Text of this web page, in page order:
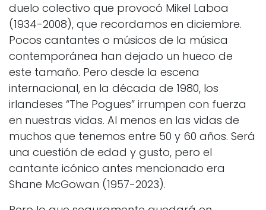
duelo colectivo que provocó Mikel Laboa
(1934-2008), que recordamos en diciembre.
Pocos cantantes o músicos de la música
contemporánea han dejado un hueco de
este tamaño. Pero desde la escena
internacional, en la década de 1980, los
irlandeses “The Pogues” irrumpen con fuerza
en nuestras vidas. Al menos en las vidas de
muchos que tenemos entre 50 y 60 años. Será
una cuestión de edad y gusto, pero el
cantante icónico antes mencionado era
Shane McGowan (1957-2023).